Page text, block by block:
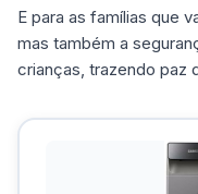
E para as famílias que
mas também a
crianças, trazendo paz